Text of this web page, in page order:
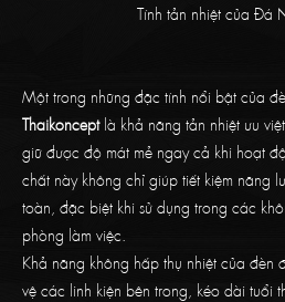
Tính tản nhiệt của Đá
Một trong những đặc tính nổi bật của
Thaikoncept là khả năng tản nhiệt ưu
giữ được độ mát mẻ ngay cả khi hoạt
chất này không chỉ giúp tiết kiệm năng
toàn, đặc biệt khi sử dụng trong các
phòng làm việc.
Khả năng không hấp thụ nhiệt của
vệ các linh kiện bên trong, kéo dài tuổi